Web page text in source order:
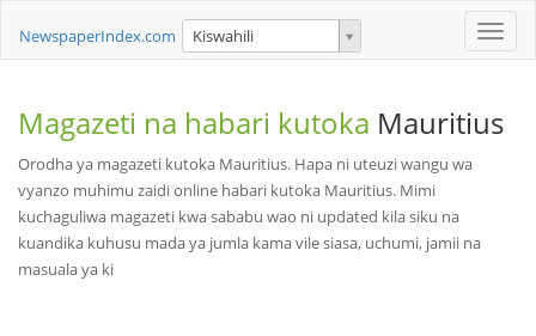
Toggle
NewspaperIndex.com Kiswahili
Magazeti na habari kutoka Mauritius
Orodha ya magazeti kutoka Mauritius. Hapa ni uteuzi wangu wa
vyanzo muhimu zaidi online habari kutoka Mauritius. Mimi
kuchaguliwa magazeti kwa sababu wao ni updated kila siku na
kuandika kuhusu mada ya jumla kama vile siasa, uchumi, jamii na
masuala ya ki